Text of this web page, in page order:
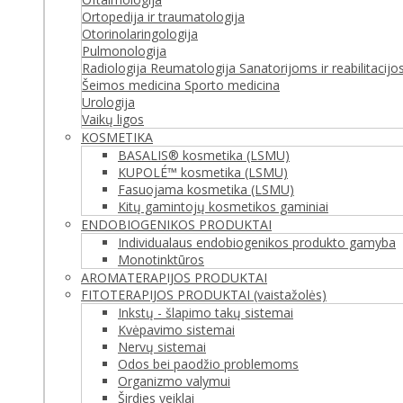
Ortopedija ir traumatologija
Otorinolaringologija
Pulmonologija
Radiologija Reumatologija Sanatorijoms ir
Šeimos medicina Sporto medicina
Urologija
Vaikų ligos
KOSMETIKA
BASALIS® kosmetika (LSMU)
KUPOLÉ™ kosmetika (LSMU)
Fasuojama kosmetika (LSMU)
Kitų gamintojų kosmetikos gaminiai
ENDOBIOGENIKOS PRODUKTAI
Individualaus endobiogenikos produkto gamyba
Monotinktūros
AROMATERAPIJOS PRODUKTAI
FITOTERAPIJOS PRODUKTAI (vaistažolės)
Inkstų - šlapimo takų sistemai
Kvėpavimo sistemai
Nervų sistemai
Odos bei paodžio problemoms
Organizmo valymui
Širdies veiklai